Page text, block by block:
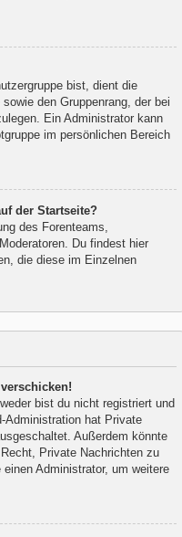
bist, dient die
den Gruppenrang, der bei
Ein Administrator kann
im persönlichen Bereich
der Startseite?
des Forenteams,
Du findest hier
die diese im Einzelnen
bist du nicht registriert und
Administration hat Private
Außerdem könnte
Private Nachrichten zu
Administrator, um weitere